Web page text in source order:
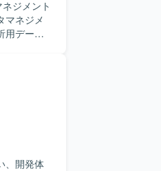
ジメント
用データ
しま
をとり
新のデ
を扱う
しての
、開発体